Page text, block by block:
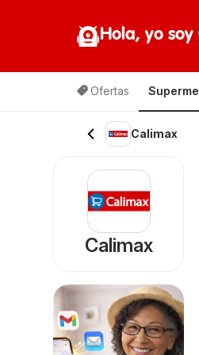
Hola, yo
Ofertas
Calimax
Calimax